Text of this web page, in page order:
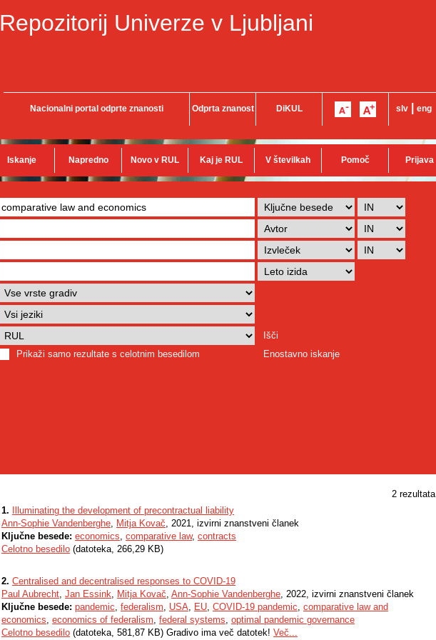
Repozitorij Univerze v Ljubljani
Nacionalni portal odprte znanosti Odprta znanost DiKUL slv eng
Iskanje Napredno Novo v RUL Kaj je RUL V številkah Pomoč Prijava
Išči
Prikaži samo rezultate s celotnim besedilom
Enostavno iskanje
2 rezultata
1.
Illuminating the development of precontractual liability
Ann-Sophie Vandenberghe, Mitja Kovač, 2021, izvirni znanstveni članek
Ključne besede: economics, comparative law, contracts
Celotno besedilo (datoteka, 266,29 KB)
2. Centralised and decentralised responses to COVID-19
Paul Aubrecht, Jan Essink, Mitja Kovač, Ann-Sophie Vandenberghe, 2022, izvirni znanstveni članek
Ključne besede: pandemic, federalism, USA, EU, COVID-19 pandemic, comparative law and
economics, economics of federalism, federal systems, optimal pandemic governance
Celotno besedilo (datoteka, 581,87 KB) Gradivo ima več datotek! Več...